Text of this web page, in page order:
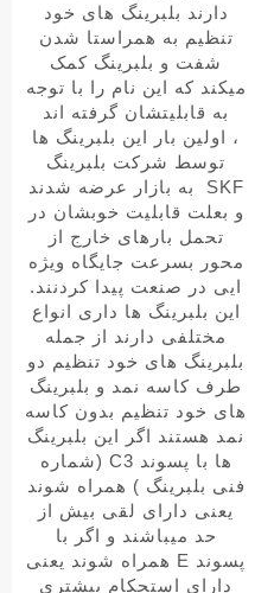
دارند بلبرینگ های خود
تنظیم به همراستا شدن
شفت و بلبرینگ کمک
میکند که این نام را با توجه
به قابلیتشان گرفته اند
، اولین بار این بلبرینگ ها
توسط شرکت بلبرینگ
SKF
به بازار عرضه شدند
و بعلت قابلیت خوبشان در
تحمل بارهای خارج از
محور بسرعت جایگاه ویژه
ایی در صنعت پیدا کردنند.
این بلبرینگ ها داری انواع
مختلفی دارند از جمله
بلبرینگ های خود تنظیم دو
طرف کاسه نمد و بلبرینگ
های خود تنظیم بدون کاسه
نمد هستند اگر این بلبرینگ
ها با پسوند
C3 (شماره
فنی بلبرینگ ) همراه شوند
یعنی دارای لقی بیش از
حد میباشند و اگر با
پسوند E همراه شوند یعنی
دارای استحکام بیشتری